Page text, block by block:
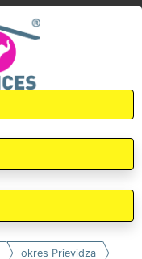
okres Prievidza